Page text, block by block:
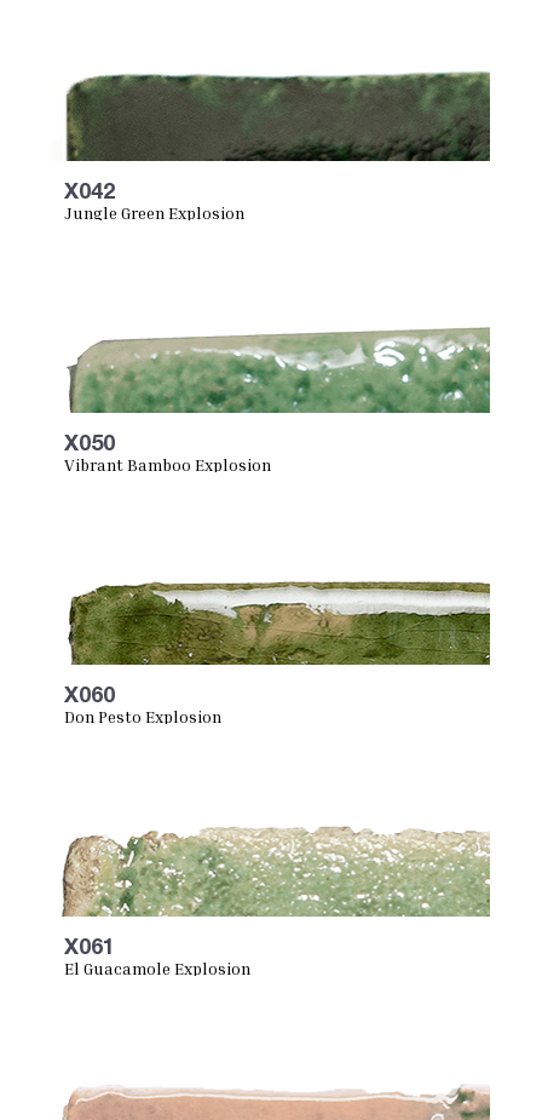
X042
Jungle Green Explosion
X050
Vibrant Bamboo Explosion
X060
Don Pesto Explosion
X061
El Guacamole Explosion